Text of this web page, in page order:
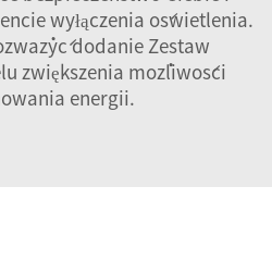
wyłączenia oświetlenia.
dodanie Zestaw
zwiększenia możliwości
energii.